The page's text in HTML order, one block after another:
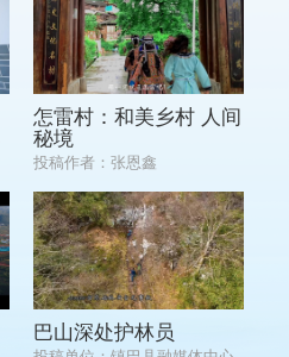
怎雷村：和美乡村 人间
秘境
投稿作者：张恩鑫
巴山深处护林员